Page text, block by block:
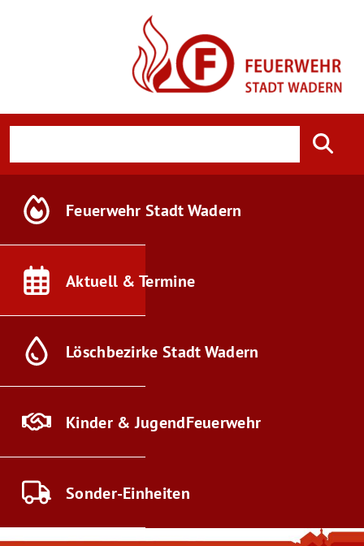
Feuerwehr Stadt Wadern
Aktuell & Termine
Löschbezirke Stadt Wadern
Kinder & JugendFeuerwehr
Sonder-Einheiten